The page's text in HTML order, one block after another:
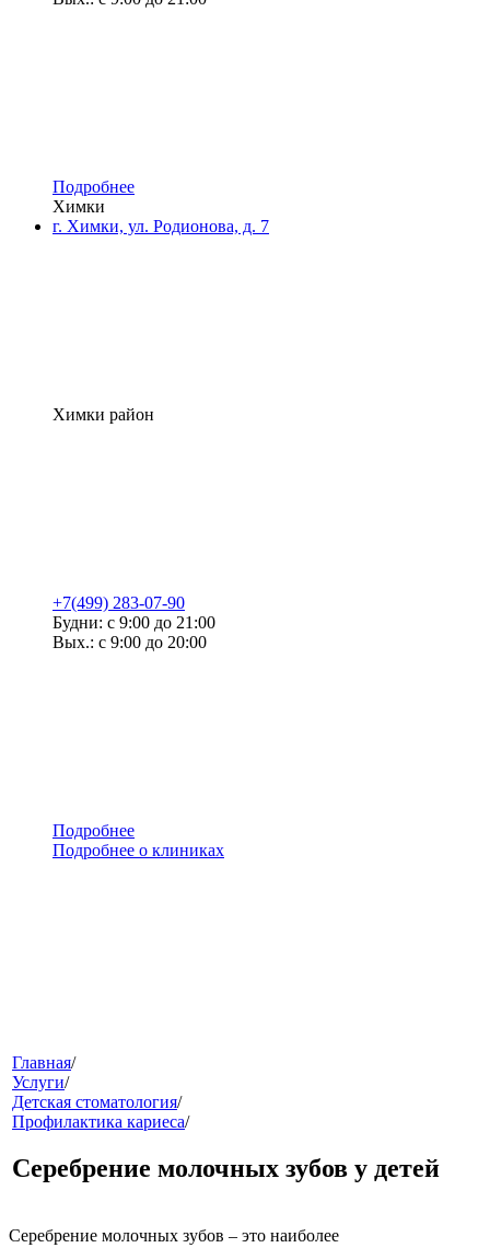
Подробнее
Химки
г. Химки, ул. Родионова, д. 7
Химки район
+7(499) 283-07-90
Будни: с 9:00 до 21:00
Вых.: с 9:00 до 20:00
Подробнее
Подробнее о клиниках
меню
Главная/
Услуги/
Детская стоматология/
Профилактика кариеса/
Серебрение молочных зубов у детей
Серебрение молочных зубов – это наиболее